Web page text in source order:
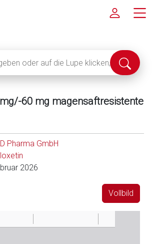
Suche
60 mg magensaftresistente
Pharma GmbH
2026
Vollbild